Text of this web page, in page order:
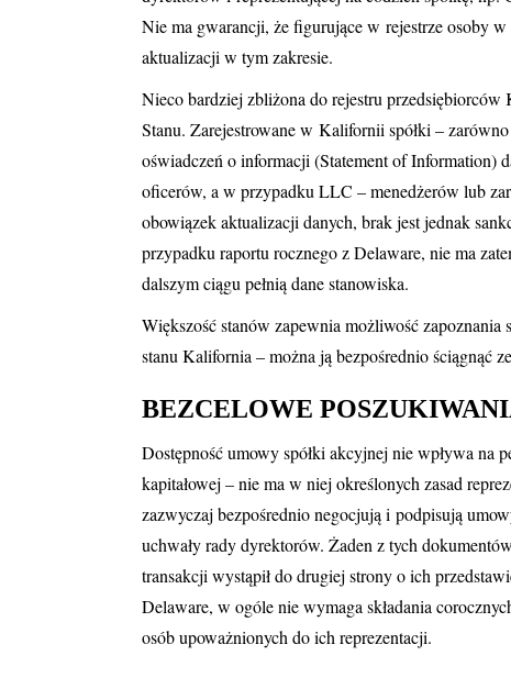
Nie ma gwarancji, że figurujące w rejestrze osoby
aktualizacji w tym zakresie.
Nieco bardziej zbliżona do rejestru
Stanu. Zarejestrowane w Kalifornii spółki –
oświadczeń o informacji (Statement of Information)
oficerów, a w przypadku LLC – menedżerów lub
obowiązek aktualizacji danych, brak jest jednak
przypadku raportu rocznego z Delaware, nie ma
dalszym ciągu pełnią dane stanowiska.
Większość stanów zapewnia możliwość
stanu Kalifornia – można ją bezpośrednio ściągnąć
BEZCELOWE
Dostępność umowy spółki akcyjnej nie wpływa na
kapitałowej – nie ma w niej określonych zasad
zazwyczaj bezpośrednio negocjują i podpisują
uchwały rady dyrektorów. Żaden z tych
transakcji wystąpił do drugiej strony o ich
Delaware, w ogóle nie wymaga składania
osób upoważnionych do ich reprezentacji.